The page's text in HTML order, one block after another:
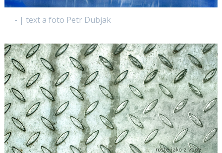
- | text a foto Petr Dubjak